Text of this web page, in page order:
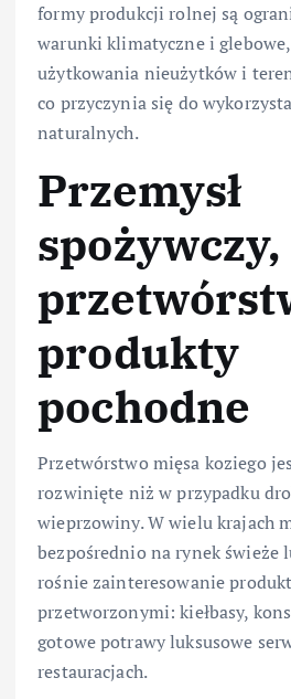
formy produkcji rolnej są
warunki klimatyczne i
użytkowania nieużytków i
co przyczynia się do
naturalnych.
Przemysł
spożywczy,
produkty
pochodne
Przetwórstwo mięsa koziego
rozwinięte niż w przypadku
wieprzowiny. W wielu krajach
bezpośrednio na rynek świeże
rośnie zainteresowanie
przetworzonymi: kiełbasy,
gotowe potrawy luksusowe
restauracjach.